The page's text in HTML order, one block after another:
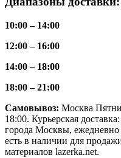
10:00 – 14:00
12:00 – 16:00
14:00 – 18:00
18:00 – 21:00
Самовывоз: Москва
18:00. Курьерская
города Москвы,
есть в наличии для
материалов lazerka.net.